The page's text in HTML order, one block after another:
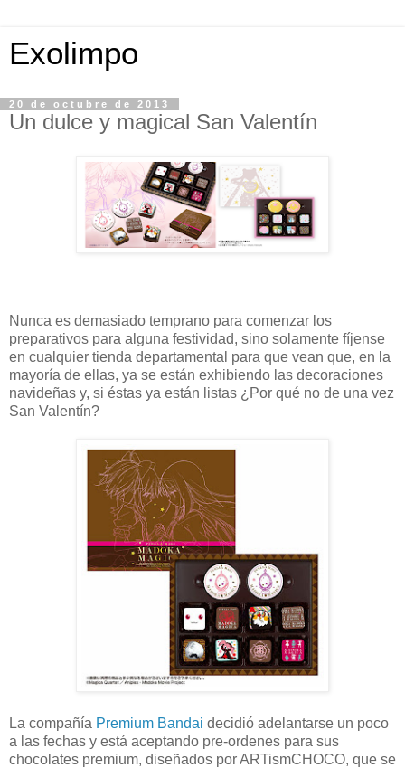
Exolimpo
20 de octubre de 2013
Un dulce y magical San Valentín
Nunca es demasiado temprano para comenzar los
preparativos para alguna festividad, sino solamente fíjense
en cualquier tienda departamental para que vean que, en la
mayoría de ellas, ya se están exhibiendo las decoraciones
navideñas y, si éstas ya están listas ¿Por qué no de una vez
San Valentín?
La compañía Premium Bandai decidió adelantarse un poco
a las fechas y está aceptando pre-ordenes para sus
chocolates premium, diseñados por ARTismCHOCO, que se